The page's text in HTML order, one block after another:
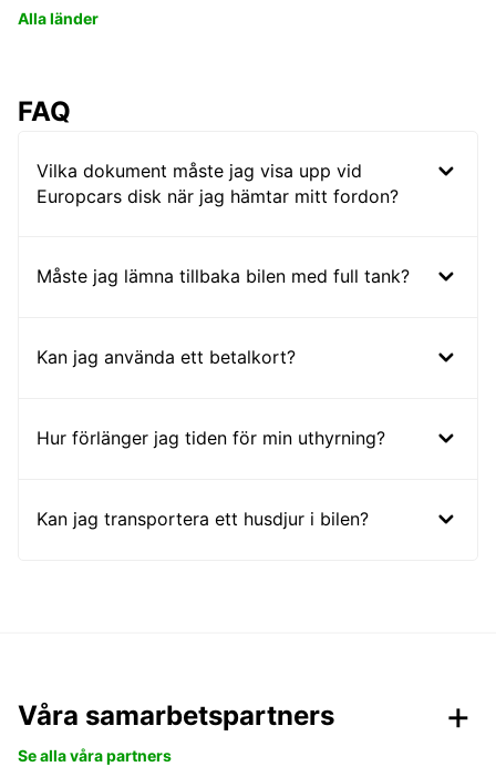
Alla länder
FAQ
Vilka dokument måste jag visa upp vid
Europcars disk när jag hämtar mitt fordon?
Måste jag lämna tillbaka bilen med full tank?
Kan jag använda ett betalkort?
Hur förlänger jag tiden för min uthyrning?
Kan jag transportera ett husdjur i bilen?
Våra samarbetspartners
Se alla våra partners